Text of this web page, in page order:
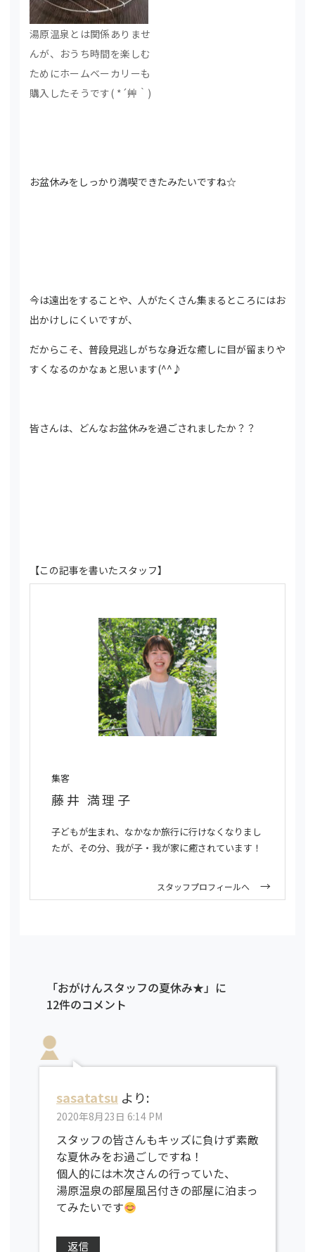
湯原温泉とは関係ありませ
んが、おうち時間を楽しむ
ためにホームベーカリーも
購入したそうです( *´艸｀)
お盆休みをしっかり満喫できたみたいですね☆
今は遠出をすることや、人がたくさん集まるところにはお
出かけしにくいですが、
だからこそ、普段見逃しがちな身近な癒しに目が留まりや
すくなるのかなぁと思います(^^♪
皆さんは、どんなお盆休みを過ごされましたか？？
【この記事を書いたスタッフ】
集客
藤井 満理子
子どもが生まれ、なかなか旅行に行けなくなりまし
たが、その分、我が子・我が家に癒されています！
スタッフプロフィールへ
「おがけんスタッフの夏休み★」に
12件のコメント
sasatatsu より:
2020年8月23日 6:14 PM
スタッフの皆さんもキッズに負けず素敵
な夏休みをお過ごしですね！
個人的には木次さんの行っていた、
湯原温泉の部屋風呂付きの部屋に泊まっ
てみたいです
返信